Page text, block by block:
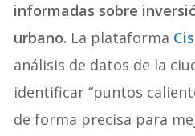
informadas sobre
urbano. La plataforma
análisis de datos de la
identificar “puntos
de forma precisa para